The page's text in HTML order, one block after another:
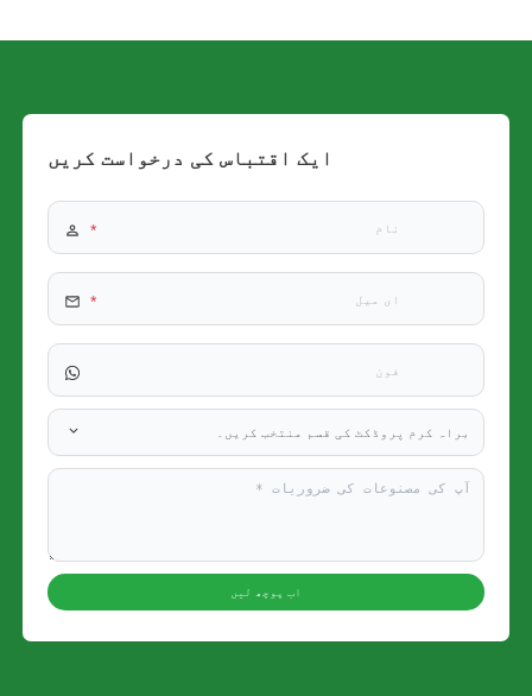
ایک اقتباس کی درخواست کریں
براہ کرم پروڈکٹ کی قسم منتخب کریں۔
اب پوچھ لیں